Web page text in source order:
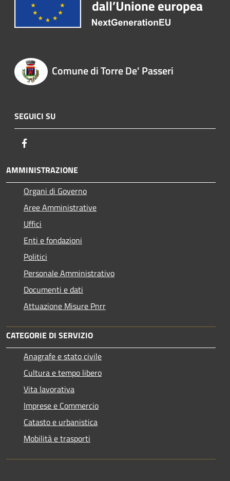
Comune di Torre De' Passeri
SEGUICI SU
AMMINISTRAZIONE
Organi di Governo
Aree Amministrative
Uffici
Enti e fondazioni
Politici
Personale Amministrativo
Documenti e dati
Attuazione Misure Pnrr
CATEGORIE DI SERVIZIO
Anagrafe e stato civile
Cultura e tempo libero
Vita lavorativa
Imprese e Commercio
Catasto e urbanistica
Mobilità e trasporti